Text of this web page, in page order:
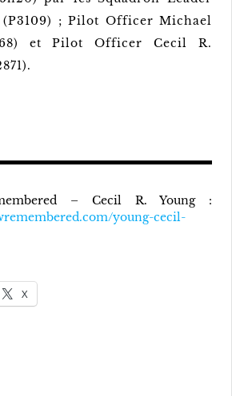
(P3109) ; Pilot Officer Michael
et Pilot Officer Cecil R.
– Cecil R. Young :
young-cecil-
X